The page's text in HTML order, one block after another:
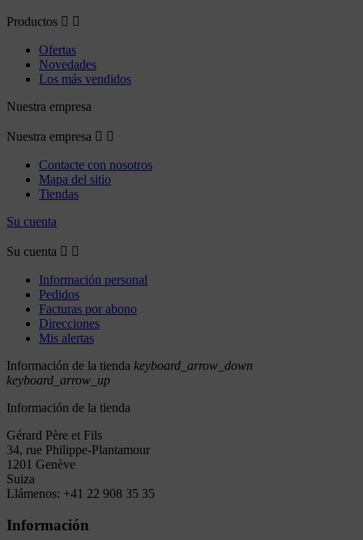
Productos  
Ofertas
Novedades
Los más vendidos
Nuestra empresa
Nuestra empresa  
Contacte con nosotros
Mapa del sitio
Tiendas
Su cuenta
Su cuenta  
Información personal
Pedidos
Facturas por abono
Direcciones
Mis alertas
Información de la tienda keyboard_arrow_down
keyboard_arrow_up
Información de la tienda
Gérard Père et Fils
34, rue Philippe-Plantamour
1201 Genève
Suiza
Llámenos: +41 22 908 35 35
Información